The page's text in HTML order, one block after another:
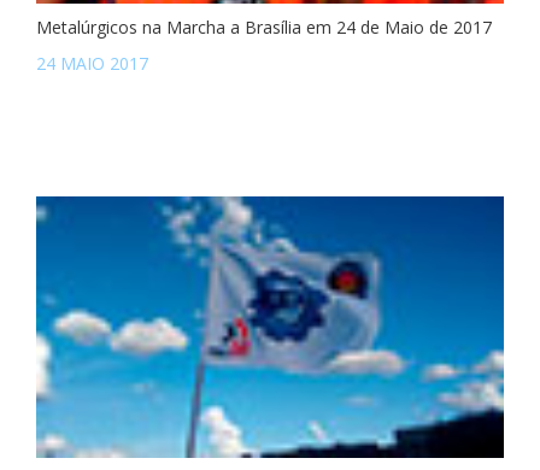
Metalúrgicos na Marcha a Brasília em 24 de Maio de 2017
24 MAIO 2017